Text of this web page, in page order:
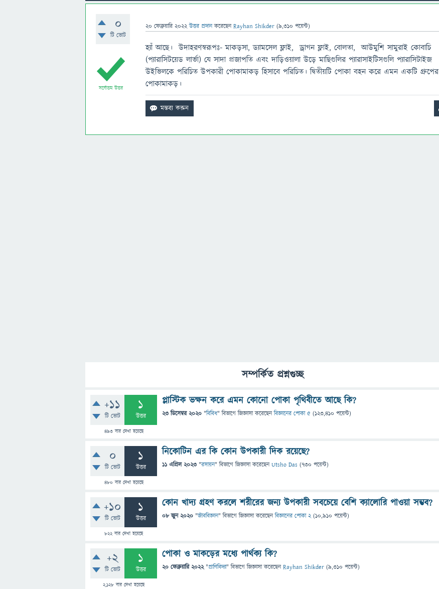
0
টি ভোট
20 ফেব্রুয়ারি 2022 উত্তর প্রদান করেছেনRayhan Shikder (9,310 পয়েন্ট)
সর্বোত্তম উত্তর
হ্যাঁ আছে। উদাহরণস্বরূপঃ- মাকড়সা, ড্যামসেল ফ্লাই, ড্রাগন ফ্লাই, বোলতা, আউমুশি সামুরাই কোবাচি
(প্যারাসিটয়েড লার্ভা) যে সাদা প্রজাপতি এবং দাড়িওয়ালা উড়ে মাছিগুলির প্যারাসাইটিসগুলি প্যারাসিটাইজ
উইভিলকে পরিচিত উপকারী পোকামাকড় হিসাবে পরিচিত। দ্বিতীয়টি পোকা বহন করে এমন একটি গ্রুপের
পোকামাকড়।
সম্পর্কিত প্রশ্নগুচ্ছ
+11
টি ভোট
1
উত্তর
493বার দেখা হয়েছে
প্লাস্টিক ভক্ষন করে এমন কোনো পোকা পৃথিবীতে আছে কি?
23 ডিসেম্বর 2020 "বিবিধ" বিভাগে জিজ্ঞাসাকরেছেনবিজ্ঞানের পোকা ৫ (123,410 পয়েন্ট)
0
টি ভোট
1
উত্তর
480 বার দেখা হয়েছে
নিকোটিন এর কি কোন উপকারী দিক রয়েছে?
11 এপ্রিল 2023 "রসায়ন" বিভাগে জিজ্ঞাসাকরেছেনUtsho Das (730 পয়েন্ট)
+10
টি ভোট
1
উত্তর
822বার দেখা হয়েছে
কোন খাদ্য গ্রহণ করলে শরীরের জন্য উপকারী সবচেয়ে বেশি ক্যালোরি পাওয়া সম্ভব?
08 জুন 2020 "জীববিজ্ঞান" বিভাগে জিজ্ঞাসাকরেছেনবিজ্ঞানের পোকা 2 (10,910 পয়েন্ট)
+2
টি ভোট
1
উত্তর
2,128 বার দেখা হয়েছে
পোকা ও মাকড়ের মধ্যে পার্থক্য কি?
20 ফেব্রুয়ারি 2022 "প্রাণিবিদ্যা" বিভাগে জিজ্ঞাসাকরেছেনRayhan Shikder (9,310 পয়েন্ট)